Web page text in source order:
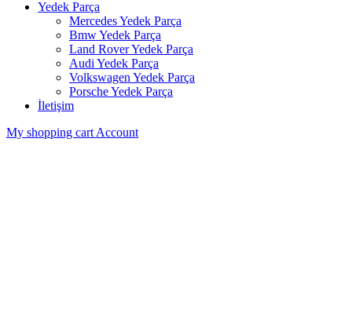
Yedek Parça
Mercedes Yedek Parça
Bmw Yedek Parça
Land Rover Yedek Parça
Audi Yedek Parça
Volkswagen Yedek Parça
Porsche Yedek Parça
İletişim
My shopping cart Account